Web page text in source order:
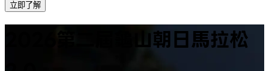
立即了解
2026第二屆龜山朝日馬拉松